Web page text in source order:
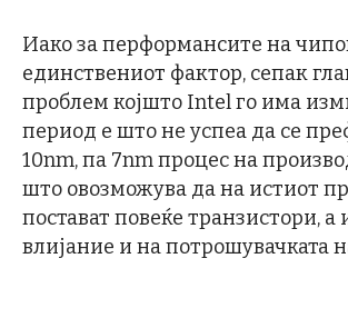
Иако за перформансите на
единствениот фактор, сепак
проблем којшто Intel го има
период е што не успеа да се
10nm, па 7nm процес на
што овозможува да на истиот
постават повеќе транзистори,
влијание и на потрошувачката